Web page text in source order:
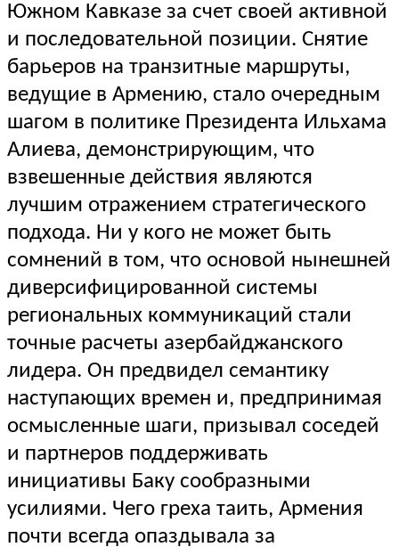
Южном Кавказе за счет своей активной
и последовательной позиции. Снятие
барьеров на транзитные маршруты,
ведущие в Армению, стало очередным
шагом в политике Президента Ильхама
Алиева, демонстрирующим, что
взвешенные действия являются
лучшим отражением стратегического
подхода. Ни у кого не может быть
сомнений в том, что основой нынешней
диверсифицированной системы
региональных коммуникаций стали
точные расчеты азербайджанского
лидера. Он предвидел семантику
наступающих времен и, предпринимая
осмысленные шаги, призывал соседей
и партнеров поддерживать
инициативы Баку сообразными
усилиями. Чего греха таить, Армения
почти всегда опаздывала за